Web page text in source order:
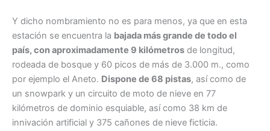
Y dicho nombramiento no es para menos, ya que en esta
estación se encuentra la bajada más grande de todo el
país, con aproximadamente 9 kilómetros de longitud,
rodeada de bosque y 60 picos de más de 3.000 m., como
por ejemplo el Aneto. Dispone de 68 pistas, así como de
un snowpark y un circuito de moto de nieve en 77
kilómetros de dominio esquiable, así como 38 km de
innivación artificial y 375 cañones de nieve ficticia.